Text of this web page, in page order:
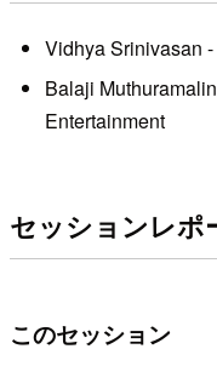
Vidhya Srinivasan
Balaji
Entertainment
セッションレポ
このセッション